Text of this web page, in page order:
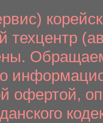
техцентр
офертой,